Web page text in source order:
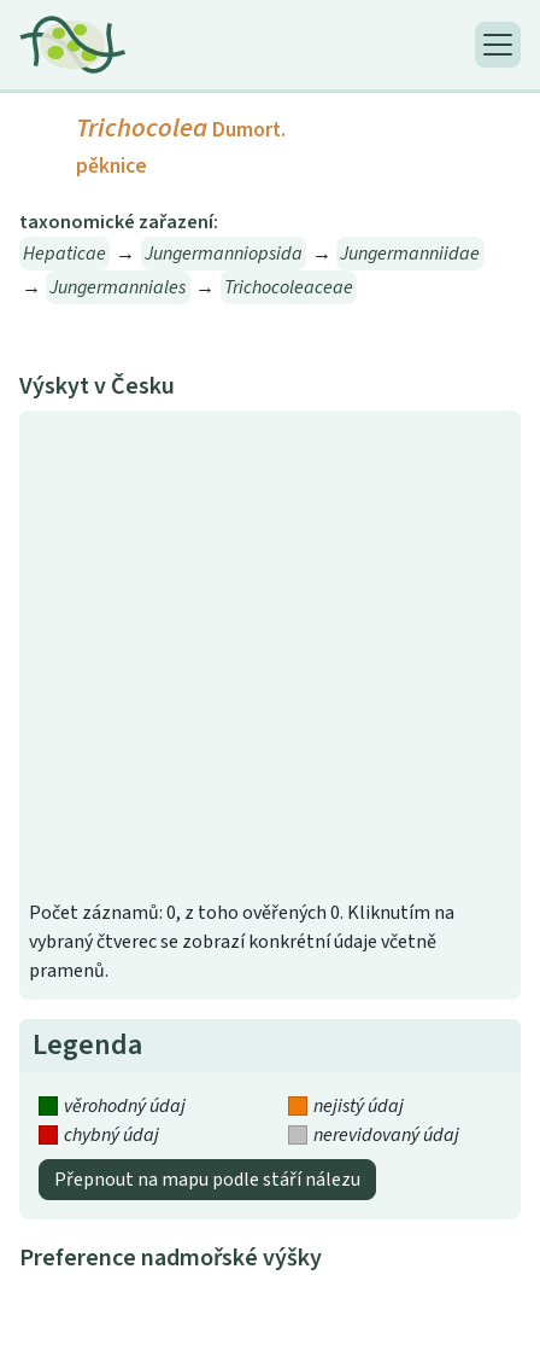
Trichocolea Dumort.
pěknice
taxonomické zařazení:
Hepaticae → Jungermanniopsida → Jungermanniidae
→ Jungermanniales → Trichocoleaceae
Výskyt v Česku
Počet záznamů: 0, z toho ověřených 0. Kliknutím na
vybraný čtverec se zobrazí konkrétní údaje včetně
pramenů.
Legenda
věrohodný údaj
nejistý údaj
chybný údaj
nerevidovaný údaj
Přepnout na mapu podle stáří nálezu
Preference nadmořské výšky